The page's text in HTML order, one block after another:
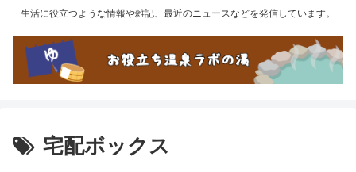
生活に役立つような情報や雑記、最近のニュースなどを発信しています。
宅配ボックス